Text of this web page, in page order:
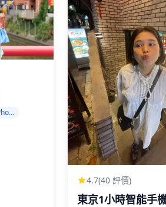
Photoshoot / Photo tour
4.7(40 評價)
東京1小時智能手